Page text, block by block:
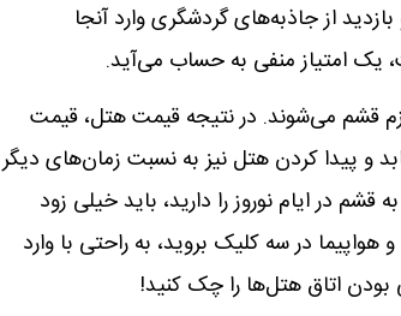
از جاذبه‌های گردشگری وارد آنجا
یک امتیاز منفی به حساب می‌آید.
قشم می‌شوند. در نتیجه قیمت هتل، قیمت
و پیدا کردن هتل نیز به نسبت زمان‌های دیگر
در ایام نوروز را دارید، باید خیلی زود
در سه کلیک بروید، به راحتی با وارد
بودن اتاق هتل‌ها را چک کنید!